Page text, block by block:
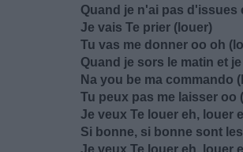
Quand je n'ai pas d'issues
Je vais Te prier (louer)
Tu vas me donner oo oh
Quand je sors le matin et
Na you be ma commando
Tu peux pas me laisser oo
Je veux Te louer eh, louer
Si bonne, si bonne sont
Je veux Te louer eh, louer